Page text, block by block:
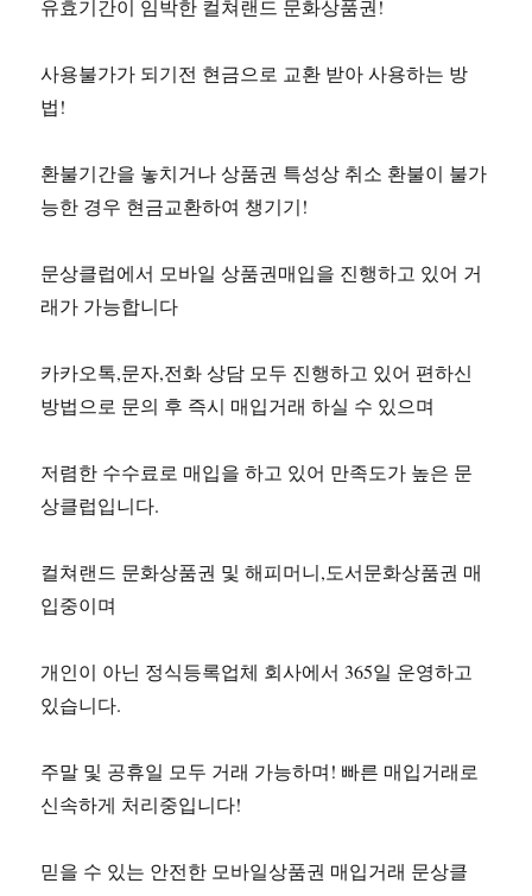
유효기간이 임박한 컬쳐랜드 문화상품권!
사용불가가 되기전 현금으로 교환 받아 사용하는 방
법!
환불기간을 놓치거나 상품권 특성상 취소 환불이 불가
능한 경우 현금교환하여 챙기기!
문상클럽에서 모바일 상품권매입을 진행하고 있어 거
래가 가능합니다
카카오톡,문자,전화 상담 모두 진행하고 있어 편하신
방법으로 문의 후 즉시 매입거래 하실 수 있으며
저렴한 수수료로 매입을 하고 있어 만족도가 높은 문
상클럽입니다.
컬쳐랜드 문화상품권 및 해피머니,도서문화상품권 매
입중이며
개인이 아닌 정식등록업체 회사에서 365일 운영하고
있습니다.
주말 및 공휴일 모두 거래 가능하며! 빠른 매입거래로
신속하게 처리중입니다!
믿을 수 있는 안전한 모바일상품권 매입거래 문상클